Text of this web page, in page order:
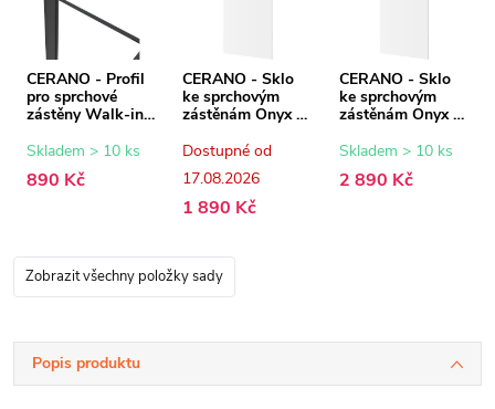
CERANO - Profil
pro sprchové
zástěny Walk-in
černá matná - 15
Skladem > 10 ks
890 Kč
CERANO - Sklo
ke sprchovým
zástěnám Onyx -
transparentní sklo
Dostupné od
17.08.2026
1 890 Kč
CERANO - Sklo
ke sprchovým
zástěnám Onyx -
transparentní sklo
- 90x200 cm
Skladem > 10 ks
2 890 Kč
Zobrazit všechny položky sady
Popis produktu